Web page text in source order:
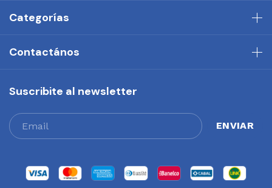
Categorías
Contactános
Suscribite al newsletter